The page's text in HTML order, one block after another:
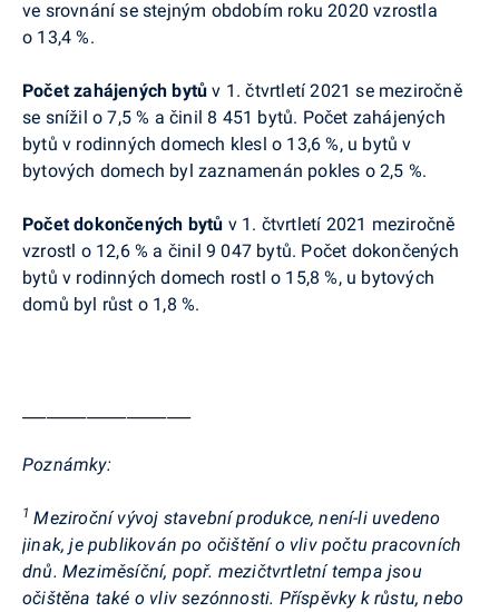
ve srovnání se stejným obdobím roku 2020vzrostla
o 13,4 %.
Počet zahájených bytů v 1. čtvrtletí 2021 se meziročně
se snížil o 7,5 % a činil 8 451 bytů. Počet zahájených
bytů v rodinných domech klesl o 13,6 %, u bytů v
bytových domech byl zaznamenán pokles o 2,5 %.
Počet dokončených bytů v 1. čtvrtletí 2021 meziročně
vzrostl o 12,6 % a činil 9 047 bytů. Počet dokončených
bytů v rodinných domech rostl o 15,8 %, u bytových
domů byl růst o 1,8 %.
Poznámky:
1 Meziroční vývoj stavební produkce, není-li uvedeno
jinak, je publikován po očištění o vliv počtu pracovních
dnů. Meziměsíční, popř. mezičtvrtletní tempa jsou
očištěna také o vliv sezónnosti. Příspěvky k růstu, nebo